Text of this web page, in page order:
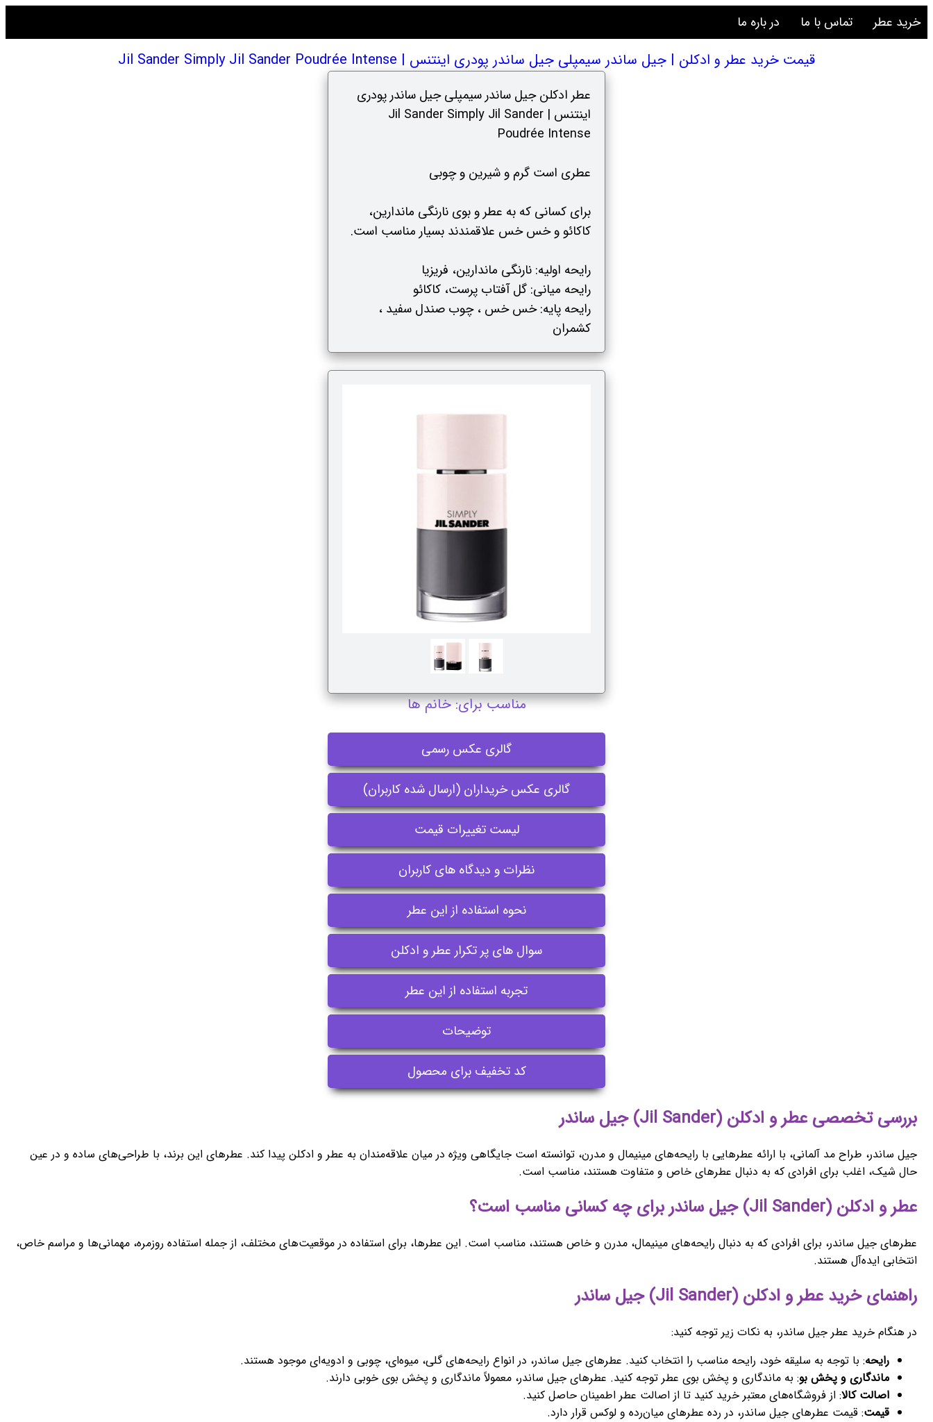
خرید عطر تماس با ما در باره ما
قیمت خرید عطر و ادکلن | جیل ساندر سیمپلی جیل ساندر پودری اینتنس | Jil Sander Simply Jil Sander Poudrée Intense
عطر ادکلن جیل ساندر سیمپلی جیل ساندر پودری
اینتنس | Jil Sander Simply Jil Sander
Poudrée Intense
عطری است گرم و شیرین و چوبی
برای کسانی که به عطر و بوی نارنگی ماندارین،
کاکائو و خس خس علاقمندند بسیار مناسب است.
رایحه اولیه: نارنگی ماندارین، فریزیا
رایحه میانی: گل آفتاب پرست، کاکائو
رایحه پایه: خس خس ، چوب صندل سفید ،
کشمران
مناسب برای: خانم ها
گالری عکس رسمی
گالری عکس خریداران (ارسال شده کاربران)
لیست تغییرات قیمت
نظرات و دیدگاه های کاربران
نحوه استفاده از این عطر
سوال های پر تکرار عطر و ادکلن
تجربه استفاده از این عطر
توضیحات
کد تخفیف برای محصول
بررسی تخصصی عطر و ادکلن (Jil Sander) جیل ساندر
جیل ساندر، طراح مد آلمانی، با ارائه عطرهایی با رایحه‌های مینیمال و مدرن، توانسته است جایگاهی ویژه در میان علاقه‌مندان به عطر و ادکلن پیدا کند. عطرهای این برند، با طراحی‌های ساده و در عین
حال شیک، اغلب برای افرادی که به دنبال عطرهای خاص و متفاوت هستند، مناسب است.
عطر و ادکلن (Jil Sander) جیل ساندر برای چه کسانی مناسب است؟
عطرهای جیل ساندر، برای افرادی که به دنبال رایحه‌های مینیمال، مدرن و خاص هستند، مناسب است. این عطرها، برای استفاده در موقعیت‌های مختلف، از جمله استفاده روزمره، مهمانی‌ها و مراسم خاص،
انتخابی ایده‌آل هستند.
راهنمای خرید عطر و ادکلن (Jil Sander) جیل ساندر
در هنگام خرید عطر جیل ساندر، به نکات زیر توجه کنید:
رایحه: با توجه به سلیقه خود، رایحه مناسب را انتخاب کنید. عطرهای جیل ساندر، در انواع رایحه‌های گلی، میوه‌ای، چوبی و ادویه‌ای موجود هستند.
ماندگاری و پخش بو: به ماندگاری و پخش بوی عطر توجه کنید. عطرهای جیل ساندر، معمولاً ماندگاری و پخش بوی خوبی دارند.
اصالت کالا: از فروشگاه‌های معتبر خرید کنید تا از اصالت عطر اطمینان حاصل کنید.
قیمت: قیمت عطرهای جیل ساندر، در رده عطرهای میان‌رده و لوکس قرار دارد.